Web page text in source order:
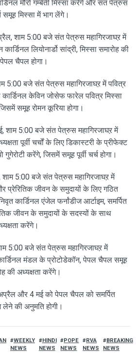
मौरो गम्बेती मिस्सा करेंगे और संत पेत्रुस
समूह मिस्सा में भाग लेंगे।
शाम 5:00 बजे संत पेत्रुस महागिरजाघऱ में
लियोनार्डो सांद्री, मिस्सा समारोह की
चैपल होगा।
5:00 बजे संत पेत्रुस महागिरजाघऱ में पवित्र
केविन जोसेफ फारेल पवित्र मिस्सा
समूह रोमन कूरिया होगा।
शाम 5:00 बजे संत पेत्रुस महागिरजाघऱ में
पूर्वी चर्चों के लिए डिकास्टरी के प्रीफेक्ट
गुगेरोटी करेंगे, जिसमें समूह पूर्वी चर्च होगा।
शाम 5:00 बजे संत पेत्रुस महागिरजाघऱ में
प्रेरितिक जीवन के समुदायों के लिए गठित
कार्डिनल एंजेल फर्नांडीज आर्टाइम, समर्पित
जीवन के समुदायों के सदस्यों के साथ
करेंगे।
5:00 बजे संत पेत्रुस महागिरजाघऱ में
कार्डिनल मंडल के प्रोटोडेकॉन, पेपल चैपल समूह
की अध्यक्षता करेंगे।
और 4 मई को पेपल चैपल को समर्पित
लेने की अनुमति होगी।
WEEKLY
NEWS
HINDI
NEWS
POPE
NEWS
RVA
NEWS
BREAKING
NEWS